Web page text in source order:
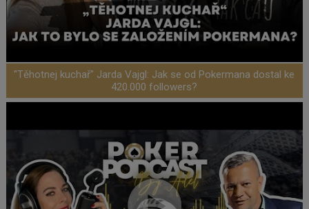
"Těhotnej kuchař" Jarda Vajgl: Jak se od Pokermana dostal ke
420.000 followers?